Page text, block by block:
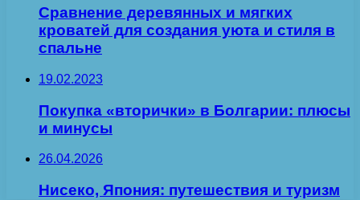
Сравнение деревянных и мягких
кроватей для создания уюта и стиля в
спальне
19.02.2023
Покупка «вторички» в Болгарии: плюсы
и минусы
26.04.2026
Нисеко, Япония: путешествия и туризм